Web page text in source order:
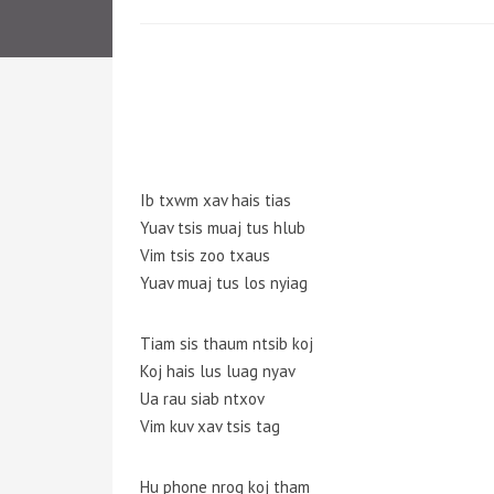
Ib txwm xav hais tias
Yuav tsis muaj tus hlub
Vim tsis zoo txaus
Yuav muaj tus los nyiag
Tiam sis thaum ntsib koj
Koj hais lus luag nyav
Ua rau siab ntxov
Vim kuv xav tsis tag
Hu phone nrog koj tham